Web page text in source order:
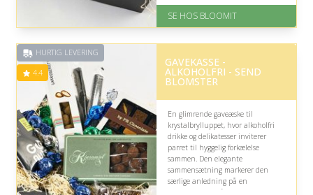
På lager
Levering: samme dag eller efter
Fremragende Trustpilot rating
SE HOS BLOOMIT
HURTIG LEVERING
4.4
GAVEKASSE -
ALKOHOLFRI - SEND
BLOMSTER
En glimrende gaveæske til
krystalbrylluppet, hvor alkoholfri
drikke og delikatesser inviterer
parret til hyggelig forkælelse
sammen. Den elegante
sammensætning markerer den
særlige anledning på en
inkluderende måde, men uden